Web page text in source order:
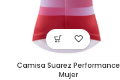
Camisa Suarez Performance
Mujer